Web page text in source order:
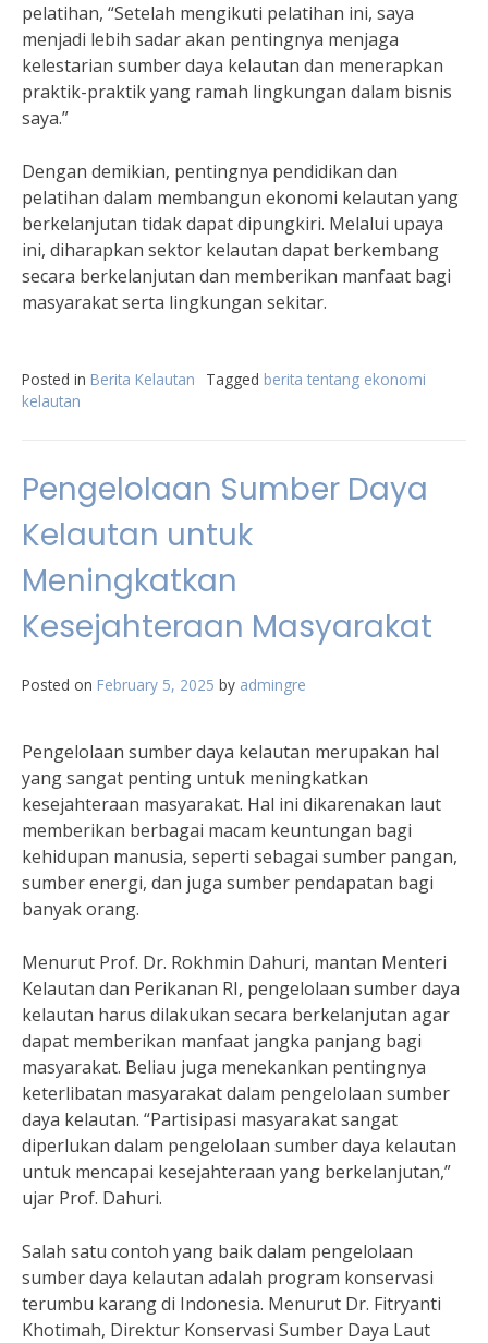
pelatihan, “Setelah mengikuti pelatihan ini, saya
menjadi lebih sadar akan pentingnya menjaga
kelestarian sumber daya kelautan dan menerapkan
praktik-praktik yang ramah lingkungan dalam bisnis
saya.”
Dengan demikian, pentingnya pendidikan dan
pelatihan dalam membangun ekonomi kelautan yang
berkelanjutan tidak dapat dipungkiri. Melalui upaya
ini, diharapkan sektor kelautan dapat berkembang
secara berkelanjutan dan memberikan manfaat bagi
masyarakat serta lingkungan sekitar.
Posted in Berita Kelautan Tagged berita tentang ekonomi
kelautan
Pengelolaan Sumber Daya
Kelautan untuk
Meningkatkan
Kesejahteraan Masyarakat
Posted on February 5, 2025 by admingre
Pengelolaan sumber daya kelautan merupakan hal
yang sangat penting untuk meningkatkan
kesejahteraan masyarakat. Hal ini dikarenakan laut
memberikan berbagai macam keuntungan bagi
kehidupan manusia, seperti sebagai sumber pangan,
sumber energi, dan juga sumber pendapatan bagi
banyak orang.
Menurut Prof. Dr. Rokhmin Dahuri, mantan Menteri
Kelautan dan Perikanan RI, pengelolaan sumber daya
kelautan harus dilakukan secara berkelanjutan agar
dapat memberikan manfaat jangka panjang bagi
masyarakat. Beliau juga menekankan pentingnya
keterlibatan masyarakat dalam pengelolaan sumber
daya kelautan. “Partisipasi masyarakat sangat
diperlukan dalam pengelolaan sumber daya kelautan
untuk mencapai kesejahteraan yang berkelanjutan,”
ujar Prof. Dahuri.
Salah satu contoh yang baik dalam pengelolaan
sumber daya kelautan adalah program konservasi
terumbu karang di Indonesia. Menurut Dr. Fitryanti
Khotimah, Direktur Konservasi Sumber Daya Laut